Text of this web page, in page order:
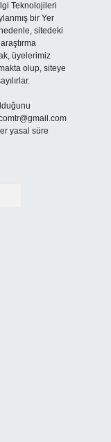
Teknolojileri
bir Yer
sitedeki
üyelerimiz
olup, siteye
yasal süre